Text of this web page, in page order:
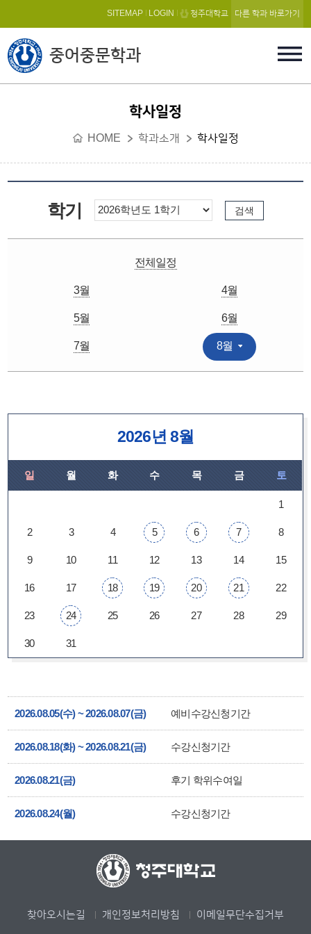
본문 바로가기
중어중문학과
SITEMAP LOGIN 청주대학교 다른 학과 바로가기
학사일정
HOME 학과소개 학사일정
학기
전체일정
3월 4월
5월 6월
7월 8월
2026년 8월
일 월 화 수 목 금 토
1
2 3 4 5 6 7 8
9 10 11 12 13 14 15
16 17 18 19 20 21 22
23 24 25 26 27 28 29
30 31
2026.08.05(수) ~ 2026.08.07(금) 예비수강신청기간
2026.08.18(화) ~ 2026.08.21(금) 수강신청기간
2026.08.21(금) 후기 학위수여일
2026.08.24(월) 수강신청기간
찾아오시는길 개인정보처리방침 이메일무단수집거부